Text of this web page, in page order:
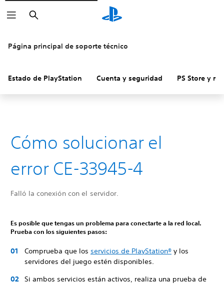
Buscar
Página principal de soporte técnico
Estado de PlayStation Cuenta y seguridad PS Store y
Cómo solucionar el
error CE-33945-4
Falló la conexión con el servidor.
Es posible que tengas un problema para conectarte a la red local.
Prueba con los siguientes pasos:
Comprueba que los servicios de PlayStation® y los
servidores del juego estén disponibles.
Si ambos servicios están activos, realiza una prueba de